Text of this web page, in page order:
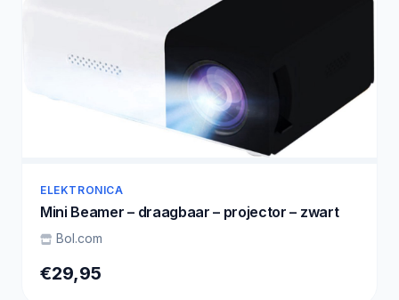
ELEKTRONICA
Mini Beamer – draagbaar – projector – zwart
Bol.com
€29,95